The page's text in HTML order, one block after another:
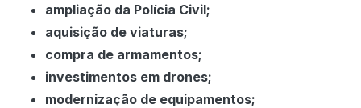
ampliação da Polícia Civil;
aquisição de viaturas;
compra de armamentos;
investimentos em drones;
modernização de equipamentos;